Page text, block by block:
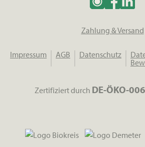
Zahlung & Versand
Impressum AGB Datenschutz
Zertifiziert durch DE-ÖKO-006